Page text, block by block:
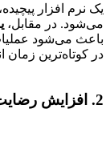
یک نرم افزار
می‌شود. در مقابل،
باعث می‌شود
در کوتاه‌ترین زمان
2. افزایش رضایت کارکنان و مدیران